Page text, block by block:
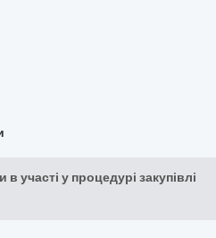
участі у процедурі закупівлі